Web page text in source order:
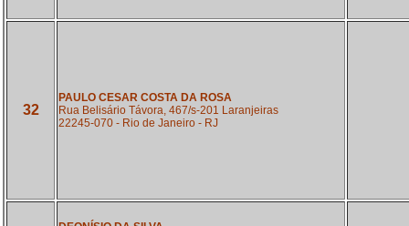
32
PAULO CESAR COSTA DA ROSA
Rua Belisário Távora, 467/s-201 Laranjeiras
22245-070 - Rio de Janeiro - RJ